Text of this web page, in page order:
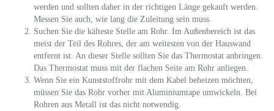
werden und sollten daher in der richtigen Länge gekauft werden.
Messen Sie auch, wie lang die Zuleitung sein muss.
Suchen Sie die kälteste Stelle am Rohr. Im Außenbereich ist das
meist der Teil des Rohres, der am weitesten von der Hauswand
entfernt ist. An dieser Stelle sollten Sie das Thermostat anbringen.
Das Thermostat muss mit der flachen Seite am Rohr anliegen.
Wenn Sie ein Kunststoffrohr mit dem Kabel beheizen möchten,
müssen Sie das Rohr vorher mit Aluminiumtape umwickeln. Bei
Rohren aus Metall ist das nicht notwendig.